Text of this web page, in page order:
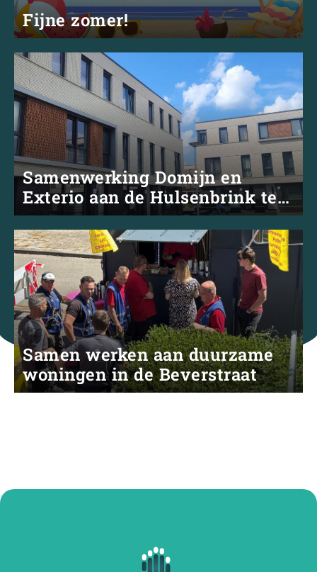
Fijne zomer!
Samenwerking Domijn en
Exterio aan de Hulsenbrink te
Enschede
Samen werken aan duurzame
woningen in de Beverstraat